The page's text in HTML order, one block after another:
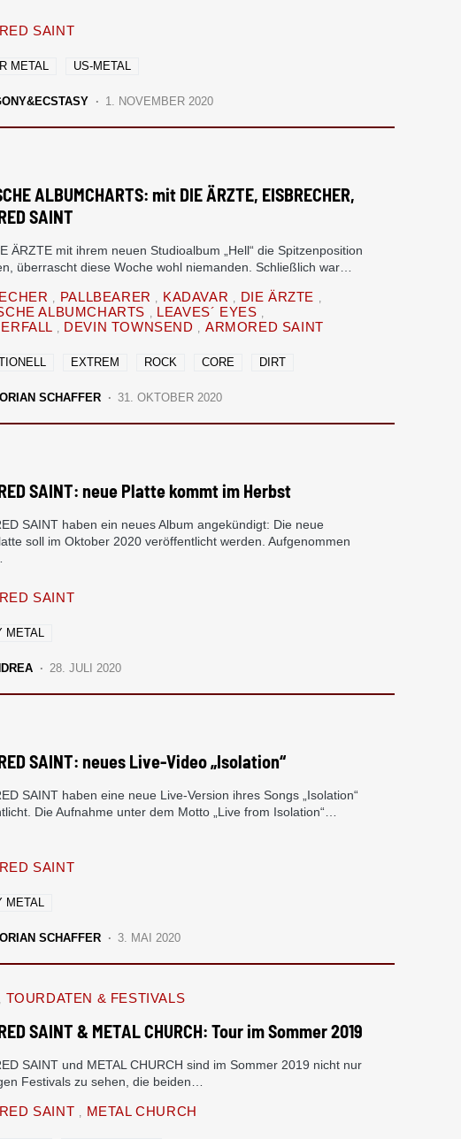
SAINT
METAL US-METAL
1. NOVEMBER 2020
ALBUMCHARTS: mit DIE ÄRZTE, EISBRECHER,
SAINT
ÄRZTE mit ihrem neuen Studioalbum „Hell“ die Spitzenposition
überrascht diese Woche wohl niemanden. Schließlich war…
PALLBEARER KADAVAR
DIE ÄRZTE
ALBUMCHARTS
LEAVES´ EYES
DEVIN TOWNSEND ARMORED SAINT
EXTREM ROCK CORE DIRT
SCHAFFER 31. OKTOBER 2020
SAINT: neue Platte kommt im Herbst
SAINT haben ein neues Album angekündigt: Die neue
soll im Oktober 2020 veröffentlicht werden. Aufgenommen
SAINT
METAL
28. JULI 2020
SAINT: neues Live-Video „Isolation“
SAINT haben eine neue Live-Version ihres Songs „Isolation“
Die Aufnahme unter dem Motto „Live from Isolation“…
SAINT
METAL
SCHAFFER 3. MAI 2020
TOURDATEN & FESTIVALS
SAINT & METAL CHURCH: Tour im Sommer 2019
SAINT und METAL CHURCH sind im Sommer 2019 nicht nur
Festivals zu sehen, die beiden…
SAINT METAL CHURCH